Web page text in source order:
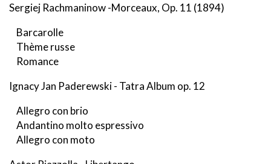
Sergiej Rachmaninow -Morceaux, Op. 11 (1894)
Barcarolle
Thème russe
Romance
Ignacy Jan Paderewski - Tatra Album op. 12
Allegro con brio
Andantino molto espressivo
Allegro con moto